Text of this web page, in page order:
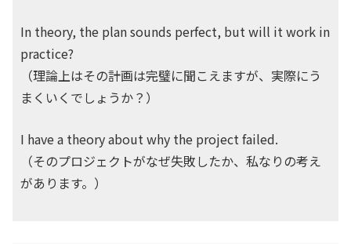
In theory, the plan sounds perfect, but will it work in
practice?
（理論上はその計画は完璧に聞こえますが、実際にう
まくいくでしょうか？）
I have a theory about why the project failed.
（そのプロジェクトがなぜ失敗したか、私なりの考え
があります。）